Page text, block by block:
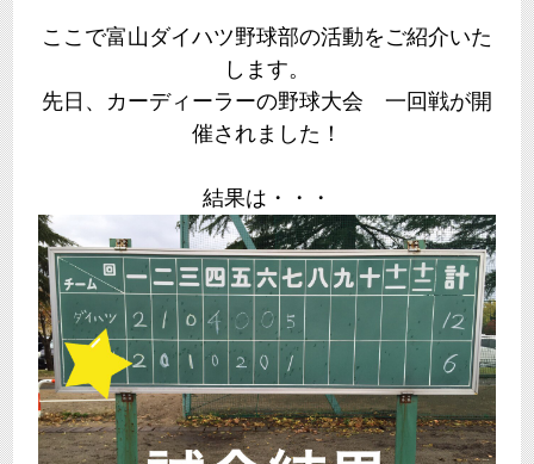
ここで富山ダイハツ野球部の活動をご紹介いた
します。
先日、カーディーラーの野球大会 一回戦が開
催されました！
結果は・・・